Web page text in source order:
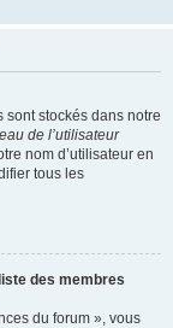
sont stockés dans notre
de l’utilisateur
nom d’utilisateur en
tous les
des membres
du forum », vous